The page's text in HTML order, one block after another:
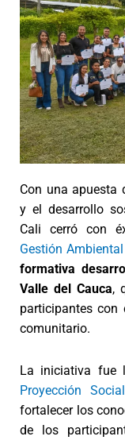
Con una apuesta
y el desarrollo
Cali cerró con
Gestión
formativa
Valle del Cauca,
participantes con
comunitario.
La iniciativa fue
Proyección
fortalecer los
de los